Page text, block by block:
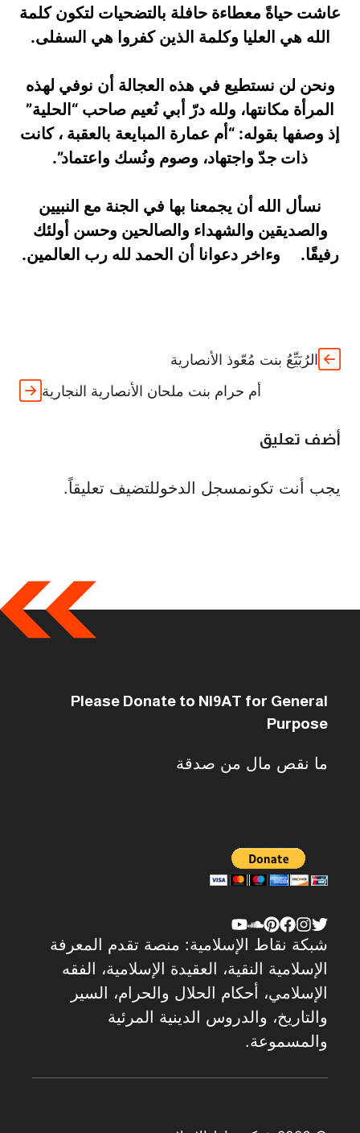
عاشت حياةً معطاءة حافلة بالتضحيات لتكون كلمة
الله هي العليا وكلمة الذين كفروا هي السفلى.
ونحن لن نستطيع في هذه العجالة أن نوفي لهذه
المرأة مكانتها، ولله درّ أبي نُعيم صاحب “الحلية”
إذ وصفها بقوله: “أم عمارة المبايعة بالعقبة ، كانت
ذات جدّ واجتهاد، وصوم ونُسك واعتماد”.
نسأل الله أن يجمعنا بها في الجنة مع النبيين
والصديقين والشهداء والصالحين وحسن أولئك
رفيقًا. وءاخر دعوانا أن الحمد لله رب العالمين.
الرُبَيِّعُ بنت مُعّوذ الأنصارية
أم حرام بنت ملحان الأنصارية النجارية
أضف تعليق
يجب أنت تكونمسجل الدخوللتضيف تعليقاً.
Please Donate to NI9AT for General
Purpose
ما نقص مال من صدقة
شبكة نقاط الإسلامية: منصة تقدم المعرفة
الإسلامية النقية، العقيدة الإسلامية، الفقه
الإسلامي، أحكام الحلال والحرام، السير
والتاريخ، والدروس الدينية المرئية
والمسموعة.